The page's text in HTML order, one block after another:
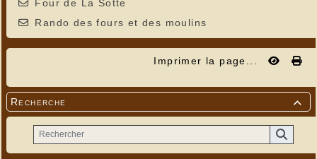
Four de La Sotte
Rando des fours et des moulins
Imprimer la page...

Recherche